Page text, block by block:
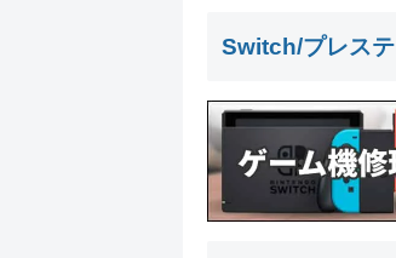
Switch/プレステ